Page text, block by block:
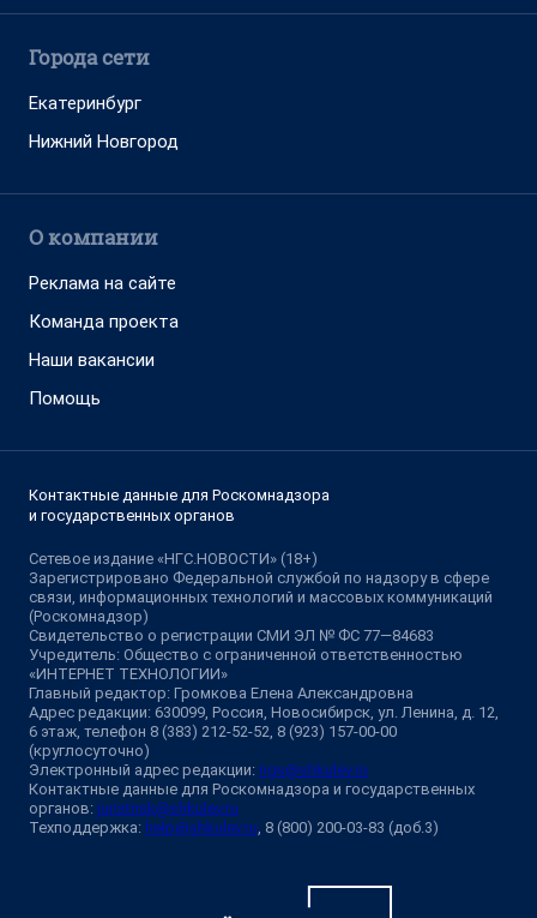
Города сети
Екатеринбург
Нижний Новгород
О компании
Реклама на сайте
Команда проекта
Наши вакансии
Помощь
Контактные данные для Роскомнадзора
и государственных органов
Сетевое издание «НГС.НОВОСТИ» (18+)
Зарегистрировано Федеральной службой по надзору в сфере
связи, информационных технологий и массовых коммуникаций
(Роскомнадзор)
Свидетельство о регистрации СМИ ЭЛ № ФС 77—84683
Учредитель: Общество с ограниченной ответственностью
«ИНТЕРНЕТ ТЕХНОЛОГИИ»
Главный редактор: Громкова Елена Александровна
Адрес редакции: 630099, Россия, Новосибирск, ул. Ленина, д. 12,
6 этаж, телефон 8 (383) 212-52-52, 8 (923) 157-00-00
(круглосуточно)
Электронный адрес редакции: ngs@shkulev.ru
Контактные данные для Роскомнадзора и государственных
органов: juristnsk@shkulev.ru
Техподдержка: help@shkulev.ru , 8 (800) 200-03-83 (доб.3)